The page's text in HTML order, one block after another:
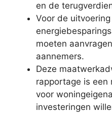
en de
Voor de
moeten
aannemers.
Deze
rapportage is een
voor
investeringen